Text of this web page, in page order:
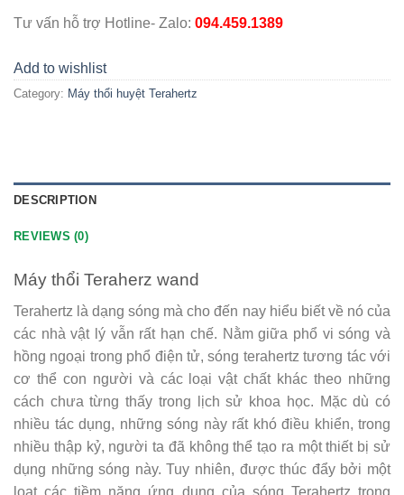
Tư vấn hỗ trợ Hotline- Zalo: 094.459.1389
Add to wishlist
Category: Máy thổi huyệt Terahertz
DESCRIPTION
REVIEWS (0)
Máy thổi Teraherz wand
Terahertz là dạng sóng mà cho đến nay hiểu biết về nó của
các nhà vật lý vẫn rất hạn chế. Nằm giữa phổ vi sóng và
hồng ngoại trong phổ điện tử, sóng terahertz tương tác với
cơ thể con người và các loại vật chất khác theo những
cách chưa từng thấy trong lịch sử khoa học. Mặc dù có
nhiều tác dụng, những sóng này rất khó điều khiển, trong
nhiều thập kỷ, người ta đã không thể tạo ra một thiết bị sử
dụng những sóng này. Tuy nhiên, được thúc đẩy bởi một
loạt các tiềm năng ứng dụng của sóng Terahertz trong